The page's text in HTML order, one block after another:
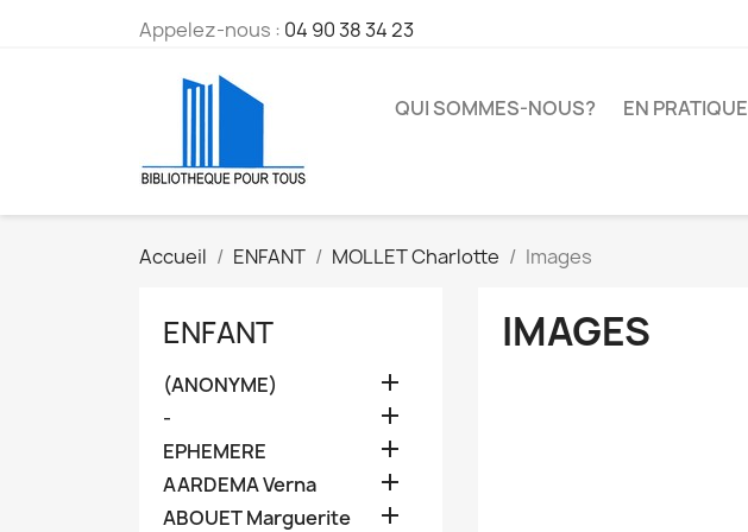
Appelez-nous : 04 90 38 34 23
QUI SOMMES-NOUS? EN PRATIQUE
Accueil ENFANT MOLLET Charlotte Images
ENFANT
(ANONYME) 
- 
EPHEMERE 
AARDEMA Verna 
ABOUET Marguerite 
IMAGES